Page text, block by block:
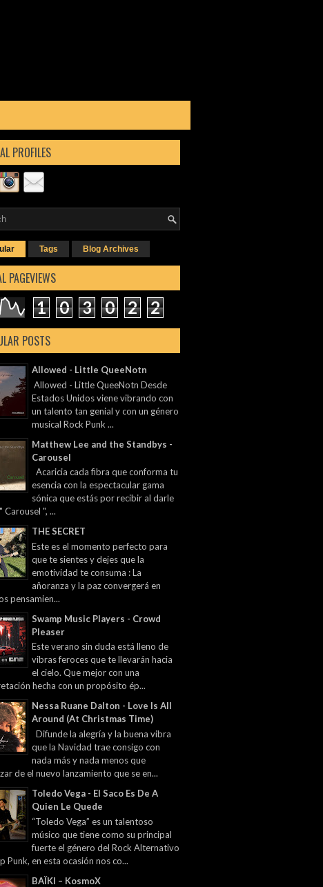
PROFILES
Tags Blog Archives
PAGEVIEWS
1 0 3 0 2 2
POSTS
Allowed - Little QueeNotn
Allowed - Little QueeNotn Desde
Estados Unidos viene vibrando con
un talento tan genial y con un género
musical Rock Punk ...
Matthew Lee and the Standbys -
Carousel
Acaricia cada fibra que conforma tu
esencia con la espectacular gama
sónica que estás por recibir al darle
Carousel ", ...
THE SECRET
Este es el momento perfecto para
que te sientes y dejes que la
emotividad te consuma : La
añoranza y la paz convergerá en
pensamien...
Swamp Music Players - Crowd
Pleaser
Este verano sin duda está lleno de
vibras feroces que te llevarán hacia
el cielo. Que mejor con una
hecha con un propósito ép...
Nessa Ruane Dalton - Love Is All
Around (At Christmas Time)
Difunde la alegría y la buena vibra
que la Navidad trae consigo con
nada más y nada menos que
de el nuevo lanzamiento que se en...
Toledo Vega - El Saco Es De A
Quien Le Quede
“Toledo Vega” es un talentoso
músico que tiene como su principal
fuerte el género del Rock Alternativo
Punk, en esta ocasión nos co...
BAÏKI – KosmoX